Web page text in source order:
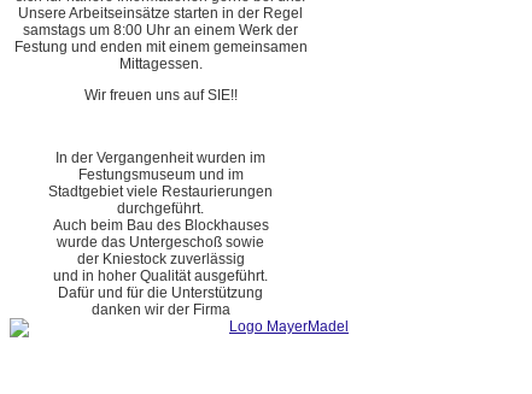
Unsere Arbeitseinsätze starten in der Regel
samstags um 8:00 Uhr an einem Werk der
Festung und enden mit einem gemeinsamen
Mittagessen.
Wir freuen uns auf SIE!!
In der Vergangenheit wurden im
Festungsmuseum und im
Stadtgebiet viele Restaurierungen
durchgeführt.
Auch beim Bau des Blockhauses
wurde das Untergeschoß sowie
der Kniestock zuverlässig
und in hoher Qualität ausgeführt.
Dafür und für die Unterstützung
danken wir der Firma